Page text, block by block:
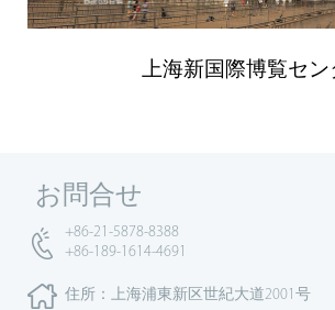
上海新国際博覧セ
お問合せ
+86-21-5878-8388
+86-189-1614-4691
住所：上海浦東新区世紀大道2001号